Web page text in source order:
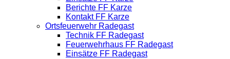
Berichte FF Karze
Kontakt FF Karze
Ortsfeuerwehr Radegast
Technik FF Radegast
Feuerwehrhaus FF Radegast
Einsätze FF Radegast